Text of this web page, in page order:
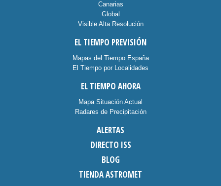
Canarias
Global
Visible Alta Resolución
EL TIEMPO PREVISIÓN
Mapas del Tiempo España
El Tiempo por Localidades
EL TIEMPO AHORA
Mapa Situación Actual
Radares de Precipitación
ALERTAS
DIRECTO ISS
BLOG
TIENDA ASTROMET